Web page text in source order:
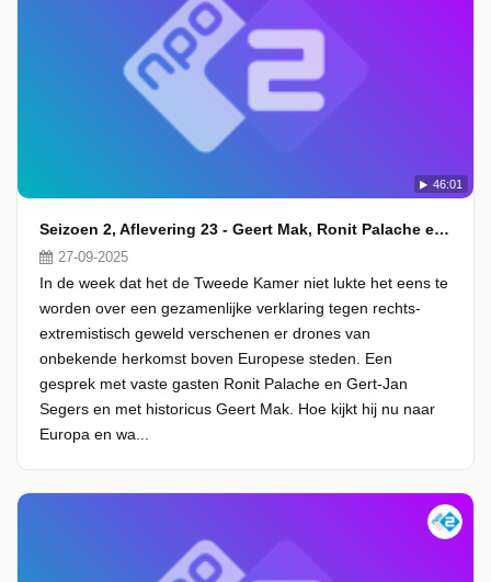
46:01
Seizoen 2, Aflevering 23 - Geert Mak, Ronit Palache en Gert-Jan Segers
27-09-2025
In de week dat het de Tweede Kamer niet lukte het eens te
worden over een gezamenlijke verklaring tegen rechts-
extremistisch geweld verschenen er drones van
onbekende herkomst boven Europese steden. Een
gesprek met vaste gasten Ronit Palache en Gert-Jan
Segers en met historicus Geert Mak. Hoe kijkt hij nu naar
Europa en wa...